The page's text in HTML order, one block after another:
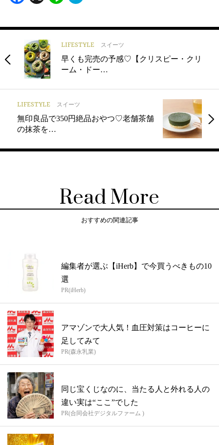
LIFESTYLE スイーツ
早くも完売の予感♡【クリスピー・クリ
ーム・ドー…
LIFESTYLE スイーツ
無印良品で350円絶品おやつ♡老舗茶舗
の抹茶を…
Read More
おすすめの関連記事
編集者が選ぶ【iHerb】で今買うべきもの10
選
PR(iHerb)
アマゾンで大人気！血圧対策はコーヒーに
足してみて
PR(森永乳業)
同じ宝くじなのに、当たる人と外れる人の
違い実は“ここ”でした
PR(合同会社デジタルファーム )